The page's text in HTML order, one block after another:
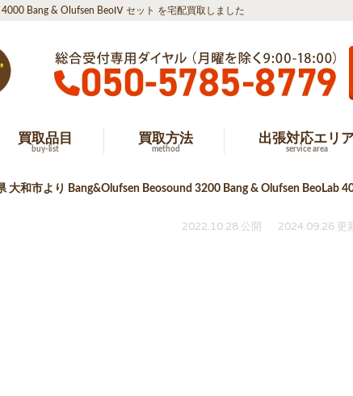
Bang & Olufsen BeoⅣ セット を宅配買取しました
買取品目
buy-list
買取方法
method
出張対応エリ
service area
大和市より Bang&Olufsen Beosound 3200 Bang & Olufsen BeoLab
2022.10.28 公開
2024.09.26 更